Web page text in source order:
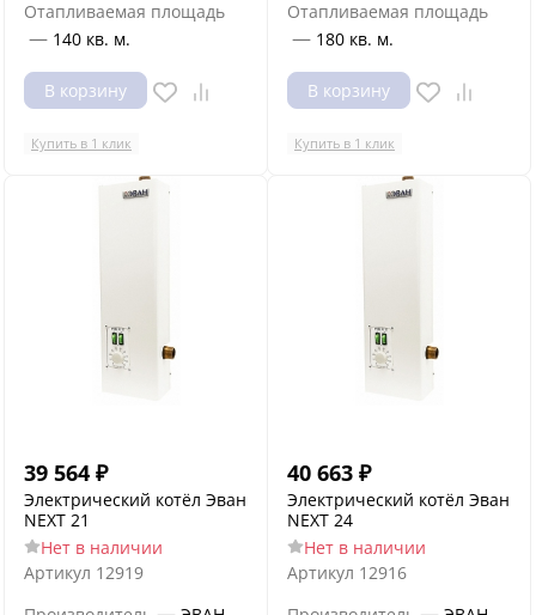
Отапливаемая площадь
— 140 кв. м.
В корзину
Купить в 1 клик
Отапливаемая площадь
— 180 кв. м.
В корзину
Купить в 1 клик
39 564 ₽
Электрический котёл Эван
NEXT 21
Нет в наличии
Артикул 12919
40 663 ₽
Электрический котёл Эван
NEXT 24
Нет в наличии
Артикул 12916